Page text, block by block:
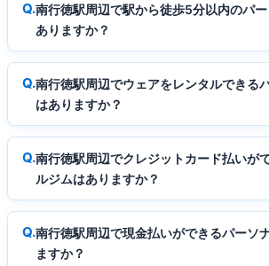
南行徳駅周辺で駅から徒歩5分以内のパ
ありますか？
南行徳駅周辺でウェアをレンタルできる
はありますか？
南行徳駅周辺でクレジットカード払いが
ルジムはありますか？
南行徳駅周辺で現金払いができるパーソ
ますか？